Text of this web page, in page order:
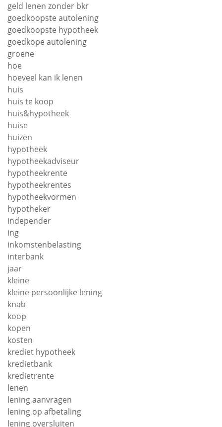
geld lenen zonder bkr
goedkoopste autolening
goedkoopste hypotheek
goedkope autolening
groene
hoe
hoeveel kan ik lenen
huis
huis te koop
huis&hypotheek
huise
huizen
hypotheek
hypotheekadviseur
hypotheekrente
hypotheekrentes
hypotheekvormen
hypotheker
independer
ing
inkomstenbelasting
interbank
jaar
kleine
kleine persoonlijke lening
knab
koop
kopen
kosten
krediet hypotheek
kredietbank
kredietrente
lenen
lening aanvragen
lening op afbetaling
lening oversluiten